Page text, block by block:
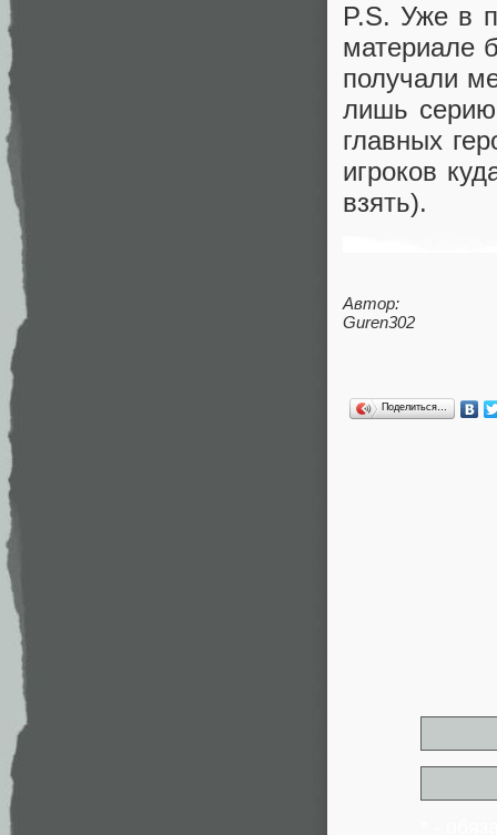
P.S. Уже в
материале
получали
лишь
главных
игроков
взять).
Автор:
Guren302
Поделиться…